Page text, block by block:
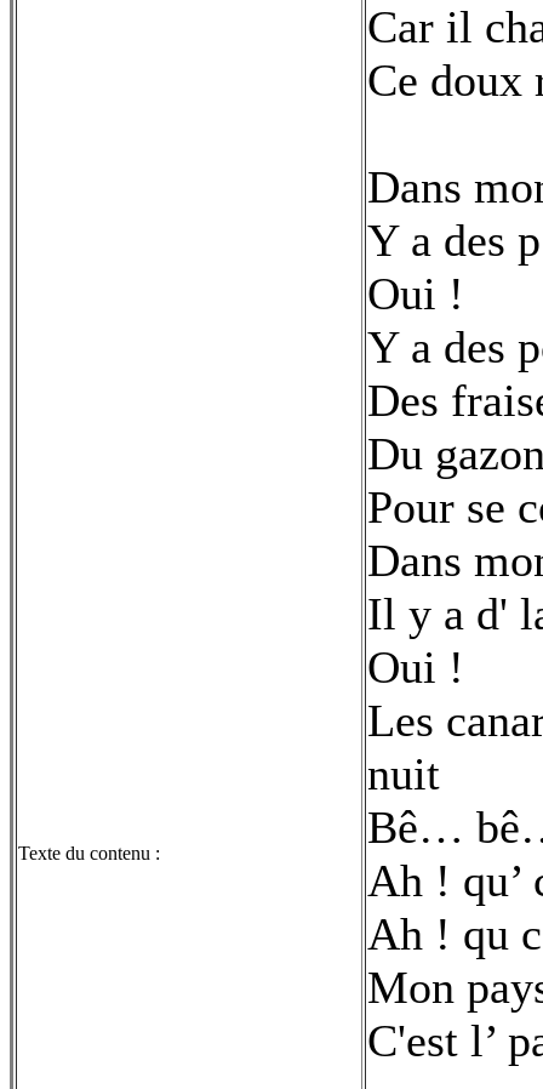
Texte du contenu :
Car il
Ce doux
Dans
Y a des
Oui !
Y a des
Des
Du
Pour se
Dans
Il y a d'
Oui !
Les
nuit
Bê…
Ah ! qu’
Ah ! qu
Mon
C'est l’